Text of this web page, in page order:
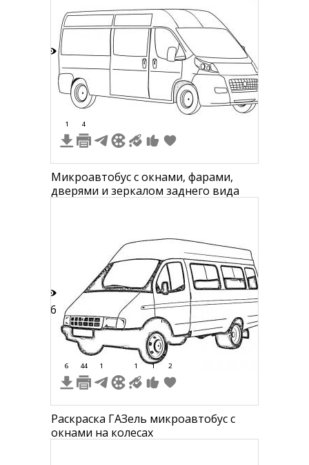
1 4
Микроавтобус с окнами, фарами,
дверями и зеркалом заднего вида
56
6 44 1 1 1 2
Раскраска ГАЗель микроавтобус с
окнами на колесах